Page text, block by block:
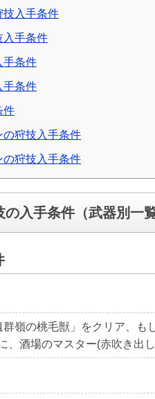
技入手条件
入手条件
手条件
手条件
件
の狩技入手条件
狩技入手条件
の入手条件（武器別一
嶺の桃毛獣」をクリア、も
、酒場のマスター(赤吹き出